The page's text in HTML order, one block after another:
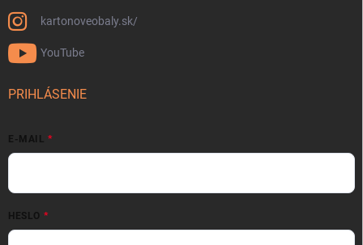
kartonoveobaly.sk/
YouTube
PRIHLÁSENIE
E-MAIL
HESLO